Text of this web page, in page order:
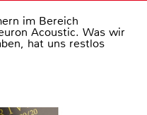
im Bereich
Acoustic. Was wir
hat uns restlos